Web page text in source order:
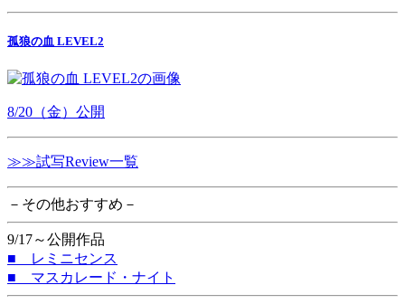
孤狼の血 LEVEL2
8/20（金）公開
≫≫試写Review一覧
－その他おすすめ－
9/17～公開作品
■ レミニセンス
■ マスカレード・ナイト